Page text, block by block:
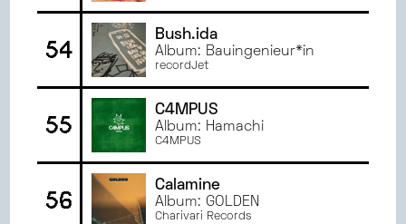
54
Bush.ida
Album: Bauingenieur*in
recordJet
55
C4MPUS
Album: Hamachi
C4MPUS
56
Calamine
Album: GOLDEN
Charivari Records